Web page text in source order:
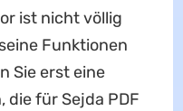
ist nicht völlig
Funktionen
Sie erst eine
für Sejda PDF